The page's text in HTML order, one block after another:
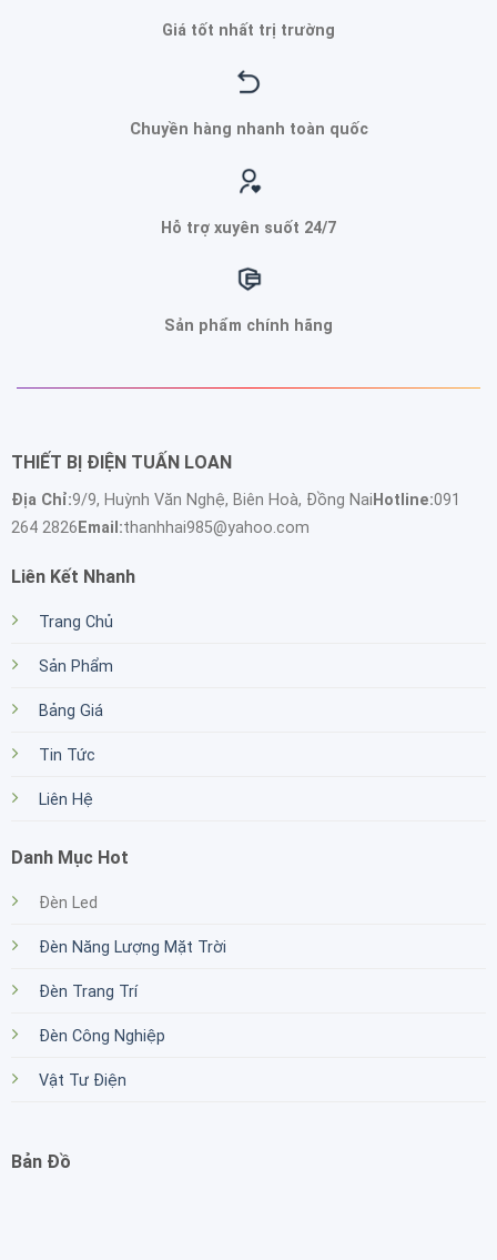
Giá tốt nhất trị trường
Chuyền hàng nhanh toàn quốc
Hỗ trợ xuyên suốt 24/7
Sản phẩm chính hãng
THIẾT BỊ ĐIỆN TUẤN LOAN
Địa Chỉ:9/9, Huỳnh Văn Nghệ, Biên Hoà, Đồng Nai Hotline:091
264 2826 Email:thanhhai985@yahoo.com
Liên Kết Nhanh
Trang Chủ
Sản Phẩm
Bảng Giá
Tin Tức
Liên Hệ
Danh Mục Hot
Đèn Led
Đèn Năng Lượng Mặt Trời
Đèn Trang Trí
Đèn Công Nghiệp
Vật Tư Điện
Bản Đồ